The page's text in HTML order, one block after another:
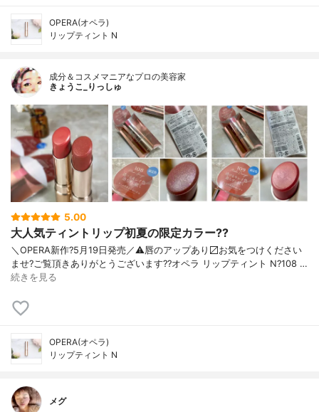
OPERA(オペラ)
リップティント N
成分＆コスメマニアなプロの美容家
きょうこ_りっしゅ
5.00
大人気ティントリップ初夏の限定カラー??
＼OPERA新作?5月19日発売／ ⚠️唇のアップあり〼 お気をつけください
ませ? ご覧頂きありがとうございます? ?オペラ リップティント N ?108 …
続きを見る
OPERA(オペラ)
リップティント N
メグ